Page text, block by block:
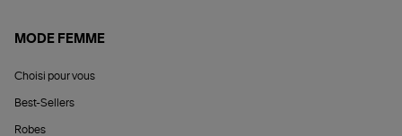
MODE FEMME
Choisi pour vous
Best-Sellers
Robes